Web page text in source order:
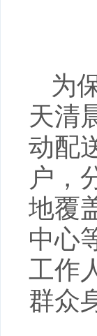
为
天清
动配
户，
地覆
中心
工作
群众